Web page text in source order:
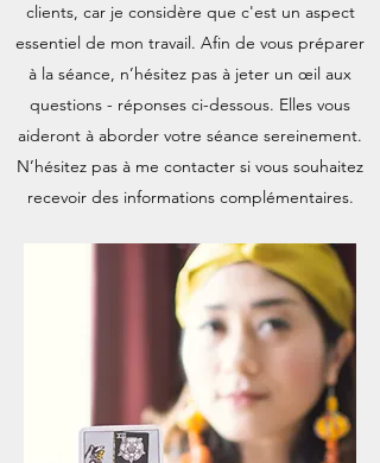
clients, car je considère que c'est un aspect
essentiel de mon travail. Afin de vous préparer
à la séance, n’hésitez pas à jeter un œil aux
questions - réponses ci-dessous. Elles vous
aideront à aborder votre séance sereinement.
N’hésitez pas à me contacter si vous souhaitez
recevoir des informations complémentaires.